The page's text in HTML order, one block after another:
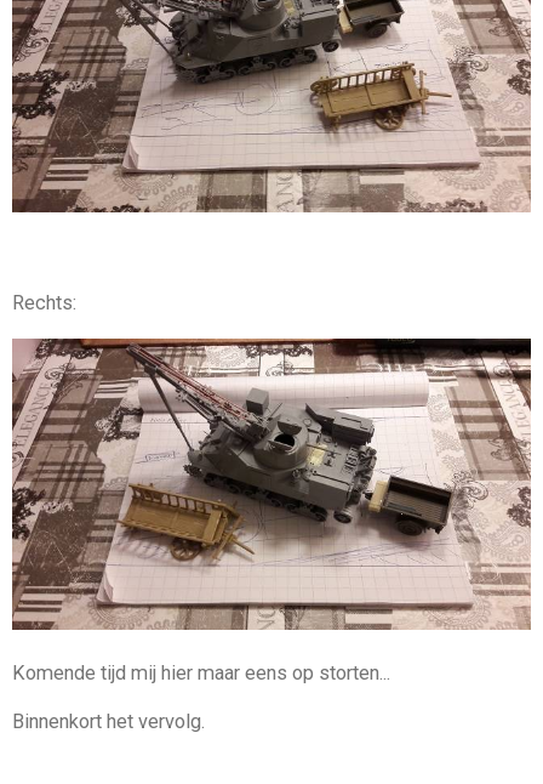
Rechts:
Komende tijd mij hier maar eens op storten...
Binnenkort het vervolg.